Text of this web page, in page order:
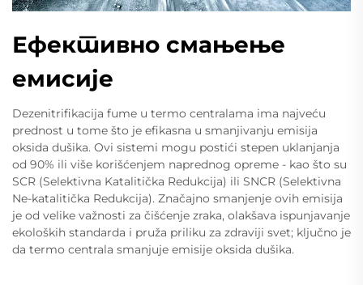
Ефективно смањење
емисије
Dezenitrifikacija fume u termo centralama ima najveću
prednost u tome što je efikasna u smanjivanju emisija
oksida dušika. Ovi sistemi mogu postići stepen uklanjanja
od 90% ili više korišćenjem naprednog opreme - kao što su
SCR (Selektivna Katalitička Redukcija) ili SNCR (Selektivna
Ne-katalitička Redukcija). Značajno smanjenje ovih emisija
je od velike važnosti za čišćenje zraka, olakšava ispunjavanje
ekoloških standarda i pruža priliku za zdraviji svet; ključno je
da termo centrala smanjuje emisije oksida dušika.